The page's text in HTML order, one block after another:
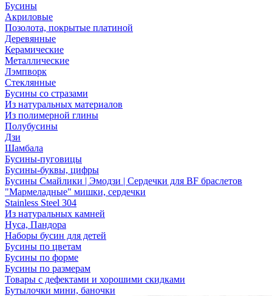
Бусины
Акриловые
Позолота, покрытые платиной
Деревянные
Керамические
Металлические
Лэмпворк
Стеклянные
Бусины со стразами
Из натуральных материалов
Из полимерной глины
Полубусины
Дзи
Шамбала
Бусины-пуговицы
Бусины-буквы, цифры
Бусины Смайлики | Эмодзи | Сердечки для BF браслетов
"Мармеладные" мишки, сердечки
Stainless Steel 304
Из натуральных камней
Нуса, Пандора
Наборы бусин для детей
Бусины по цветам
Бусины по форме
Бусины по размерам
Товары с дефектами и хорошими скидками
Бутылочки мини, баночки